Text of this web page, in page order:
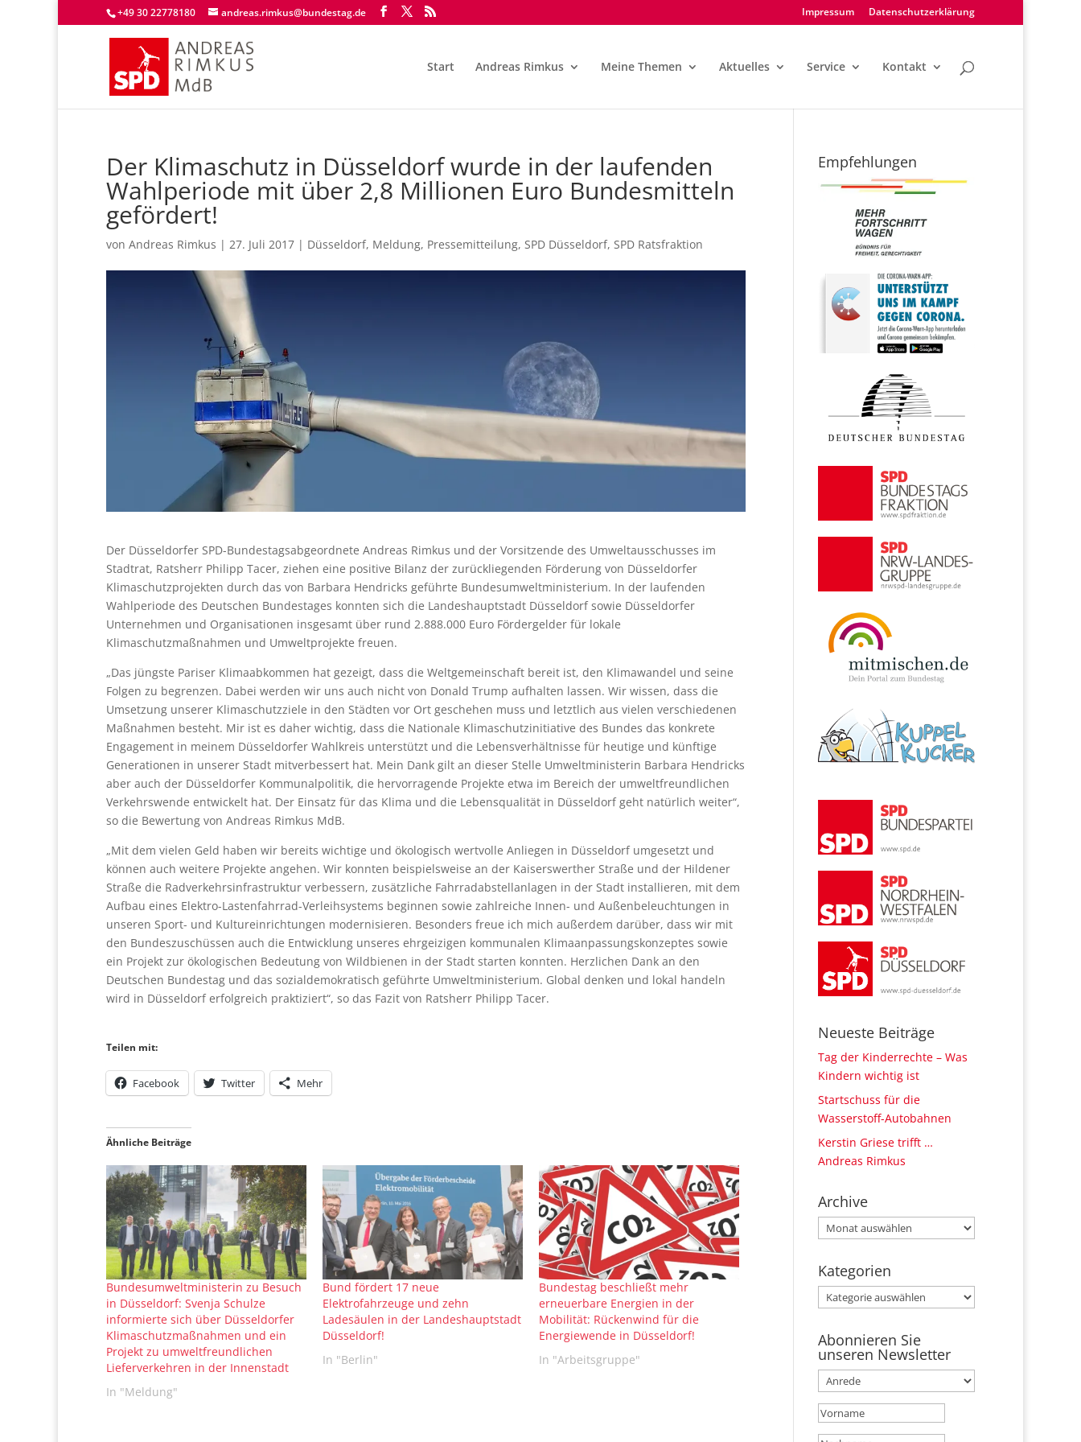
+49 30 22778180 andreas.rimkus@bundestag.de Impressum Datenschutzerklärung
Start Andreas Rimkus Meine Themen Aktuelles Service Kontakt
Der Klimaschutz in Düsseldorf wurde in der laufenden
Wahlperiode mit über 2,8 Millionen Euro Bundesmitteln
gefördert!
von Andreas Rimkus | 27. Juli 2017 | Düsseldorf, Meldung, Pressemitteilung, SPD Düsseldorf, SPD Ratsfraktion
Der Düsseldorfer SPD-Bundestagsabgeordnete Andreas Rimkus und der Vorsitzende des Umweltausschusses im
Stadtrat, Ratsherr Philipp Tacer, ziehen eine positive Bilanz der zurückliegenden Förderung von Düsseldorfer
Klimaschutzprojekten durch das von Barbara Hendricks geführte Bundesumweltministerium. In der laufenden
Wahlperiode des Deutschen Bundestages konnten sich die Landeshauptstadt Düsseldorf sowie Düsseldorfer
Unternehmen und Organisationen insgesamt über rund 2.888.000 Euro Fördergelder für lokale
Klimaschutzmaßnahmen und Umweltprojekte freuen.
„Das jüngste Pariser Klimaabkommen hat gezeigt, dass die Weltgemeinschaft bereit ist, den Klimawandel und seine
Folgen zu begrenzen. Dabei werden wir uns auch nicht von Donald Trump aufhalten lassen. Wir wissen, dass die
Umsetzung unserer Klimaschutzziele in den Städten vor Ort geschehen muss und letztlich aus vielen verschiedenen
Maßnahmen besteht. Mir ist es daher wichtig, dass die Nationale Klimaschutzinitiative des Bundes das konkrete
Engagement in meinem Düsseldorfer Wahlkreis unterstützt und die Lebensverhältnisse für heutige und künftige
Generationen in unserer Stadt mitverbessert hat. Mein Dank gilt an dieser Stelle Umweltministerin Barbara Hendricks
aber auch der Düsseldorfer Kommunalpolitik, die hervorragende Projekte etwa im Bereich der umweltfreundlichen
Verkehrswende entwickelt hat. Der Einsatz für das Klima und die Lebensqualität in Düsseldorf geht natürlich weiter“,
so die Bewertung von Andreas Rimkus MdB.
„Mit dem vielen Geld haben wir bereits wichtige und ökologisch wertvolle Anliegen in Düsseldorf umgesetzt und
können auch weitere Projekte angehen. Wir konnten beispielsweise an der Kaiserswerther Straße und der Hildener
Straße die Radverkehrsinfrastruktur verbessern, zusätzliche Fahrradabstellanlagen in der Stadt installieren, mit dem
Aufbau eines Elektro-Lastenfahrrad-Verleihsystems beginnen sowie zahlreiche Innen- und Außenbeleuchtungen in
unseren Sport- und Kultureinrichtungen modernisieren. Besonders freue ich mich außerdem darüber, dass wir mit
den Bundeszuschüssen auch die Entwicklung unseres ehrgeizigen kommunalen Klimaanpassungskonzeptes sowie
ein Projekt zur ökologischen Bedeutung von Wildbienen in der Stadt starten konnten. Herzlichen Dank an den
Deutschen Bundestag und das sozialdemokratisch geführte Umweltministerium. Global denken und lokal handeln
wird in Düsseldorf erfolgreich praktiziert“, so das Fazit von Ratsherr Philipp Tacer.
Teilen mit:
Facebook Twitter Mehr
Ähnliche Beiträge
Bundesumweltministerin zu Besuch
in Düsseldorf: Svenja Schulze
informierte sich über Düsseldorfer
Klimaschutzmaßnahmen und ein
Projekt zu umweltfreundlichen
Lieferverkehren in der Innenstadt
In "Meldung"
Bund fördert 17 neue
Elektrofahrzeuge und zehn
Ladesäulen in der Landeshauptstadt
Düsseldorf!
In "Berlin"
Bundestag beschließt mehr
erneuerbare Energien in der
Mobilität: Rückenwind für die
Energiewende in Düsseldorf!
In "Arbeitsgruppe"
Empfehlungen
Neueste Beiträge
Tag der Kinderrechte – Was
Kindern wichtig ist
Startschuss für die
Wasserstoff-Autobahnen
Kerstin Griese trifft …
Andreas Rimkus
Archive
Archive
Kategorien
Kategorien
Abonnieren Sie
unseren Newsletter